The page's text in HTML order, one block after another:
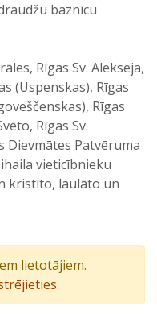
baznīcu
Rīgas Sv. Alekseja,
(Uspenskas), Rīgas
Rīgas
Rīgas Sv.
Dievmātes Patvēruma
vieticībnieku
kristīto, laulāto un
lietotājiem.
.